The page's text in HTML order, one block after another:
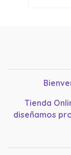
Tienda
diseñamos